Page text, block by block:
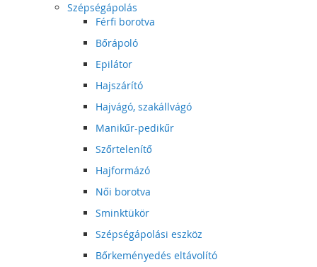
Szépségápolás
Férfi borotva
Bőrápoló
Epilátor
Hajszárító
Hajvágó, szakállvágó
Manikűr-pedikűr
Szőrtelenítő
Hajformázó
Női borotva
Sminktükör
Szépségápolási eszköz
Bőrkeményedés eltávolító